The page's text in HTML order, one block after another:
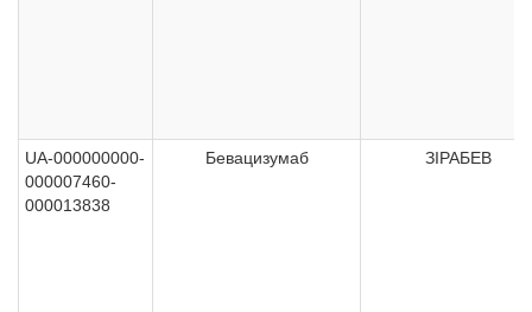
UA-000000000-
000007460-
000013838
Бевацизумаб ЗІРАБЕВ